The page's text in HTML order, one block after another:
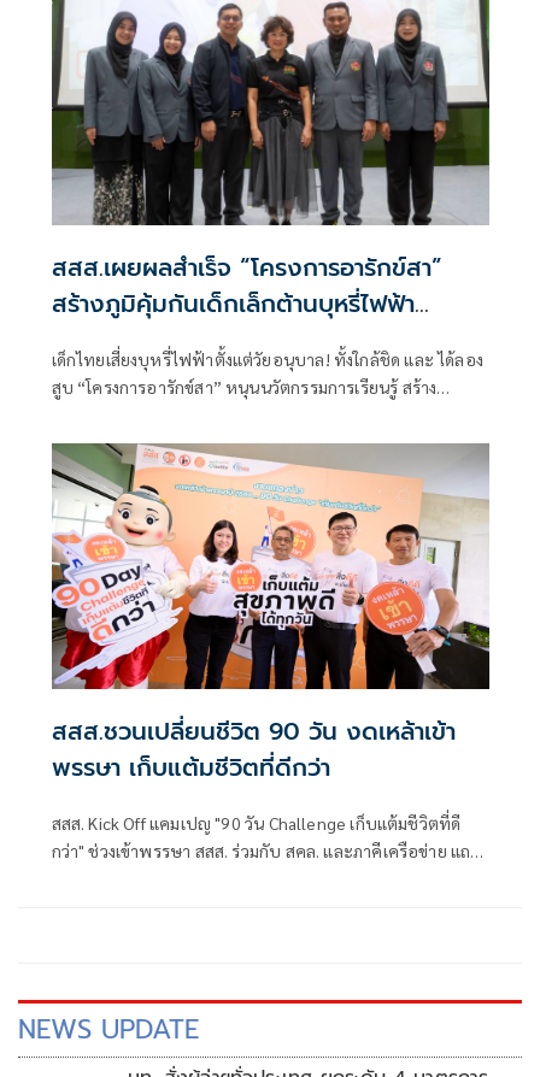
สสส.เผยผลสำเร็จ “โครงการอารักข์สา”
สร้างภูมิคุ้มกันเด็กเล็กต้านบุหรี่ไฟฟ้า
ครอบคลุม 70 จังหวัด
เด็กไทยเสี่ยงบุหรี่ไฟฟ้าตั้งแต่วัยอนุบาล! ทั้งใกล้ชิด และ ได้ลอง
สูบ “โครงการอารักข์สา” หนุนนวัตกรรมการเรียนรู้ สร้าง
เสี่ยงตั้งแต่วัยเยาว์
สสส.ชวนเปลี่ยนชีวิต 90 วัน งดเหล้าเข้า
พรรษา เก็บแต้มชีวิตที่ดีกว่า
สสส. Kick Off แคมเปญ "90 วัน Challenge เก็บแต้มชีวิตที่ดี
กว่า" ช่วงเข้าพรรษา สสส. ร่วมกับ สคล. และภาคีเครือข่าย แถลง
NEWS UPDATE